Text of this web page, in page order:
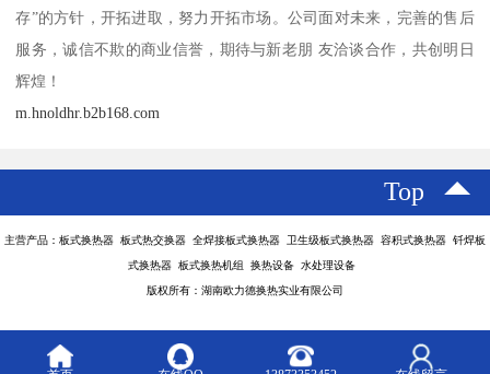
存”的方针，开拓进取，努力开拓市场。公司面对未来，完善的售后
服务，诚信不欺的商业信誉，期待与新老朋 友洽谈合作，共创明日
辉煌！
m.hnoldhr.b2b168.com
Top
主营产品：板式换热器 板式热交换器 全焊接板式换热器 卫生级板式换热器 容积式换热器 钎焊板
式换热器 板式换热机组 换热设备 水处理设备
版权所有：湖南欧力德换热实业有限公司